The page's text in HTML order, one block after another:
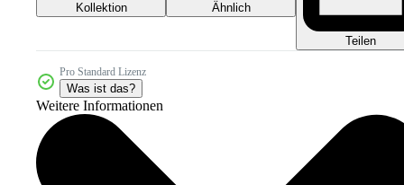
Kollektion Ähnlich
Teilen
Pro Standard Lizenz
Was ist das?
Weitere Informationen